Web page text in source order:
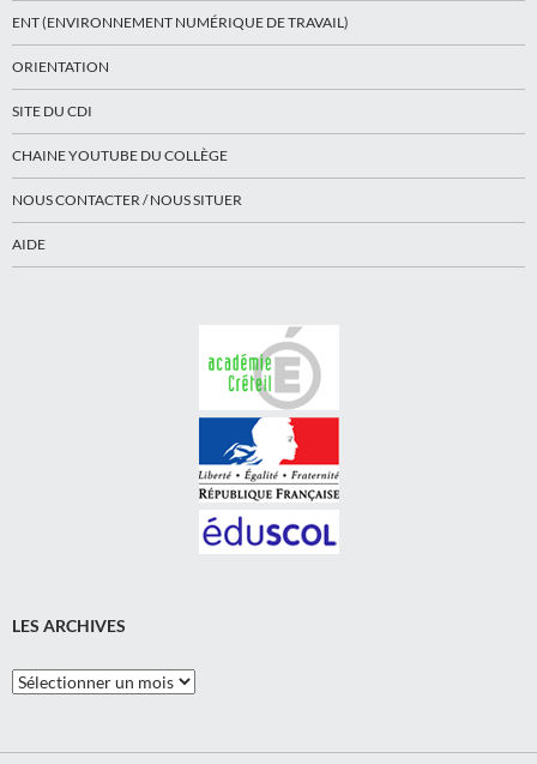
ENT (ENVIRONNEMENT NUMÉRIQUE DE TRAVAIL)
ORIENTATION
SITE DU CDI
CHAINE YOUTUBE DU COLLÈGE
NOUS CONTACTER / NOUS SITUER
AIDE
LES ARCHIVES
Les
Archives